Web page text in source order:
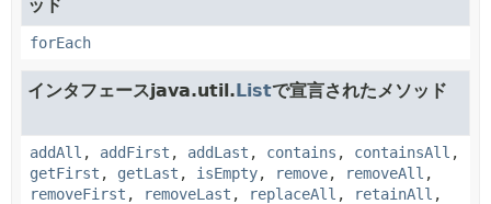
ッド
forEach
インタフェースjava.util.Listで宣言されたメソッド
addAll , addFirst , addLast , contains , containsAll ,
getFirst , getLast , isEmpty, remove, removeAll ,
removeFirst , removeLast , replaceAll , retainAll ,